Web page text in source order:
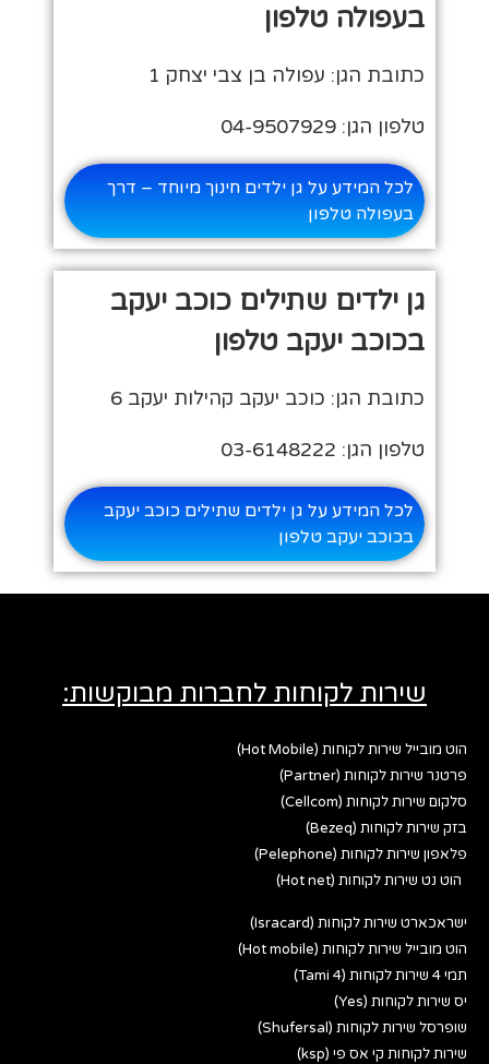
בעפולה טלפון
כתובת הגן: עפולה בן צבי יצחק 1
טלפון הגן: 04-9507929
לכל המידע על גן ילדים חינוך מיוחד – דרך
בעפולה טלפון
גן ילדים שתילים כוכב יעקב
בכוכב יעקב טלפון
כתובת הגן: כוכב יעקב קהילות יעקב 6
טלפון הגן: 03-6148222
לכל המידע על גן ילדים שתילים כוכב יעקב
בכוכב יעקב טלפון
שירות לקוחות לחברות מבוקשות:
הוט מובייל שירות לקוחות (Hot Mobile)
פרטנר שירות לקוחות (Partner)
סלקום שירות לקוחות (Cellcom)
בזק שירות לקוחות (Bezeq)
פלאפון שירות לקוחות (Pelephone)
הוט נט שירות לקוחות (Hot net)
ישראכארט שירות לקוחות (Isracard)
הוט מובייל שירות לקוחות (Hot mobile)
תמי 4 שירות לקוחות (Tami 4)
יס שירות לקוחות (Yes)
שופרסל שירות לקוחות (Shufersal)
שירות לקוחות קי אס פי (ksp)